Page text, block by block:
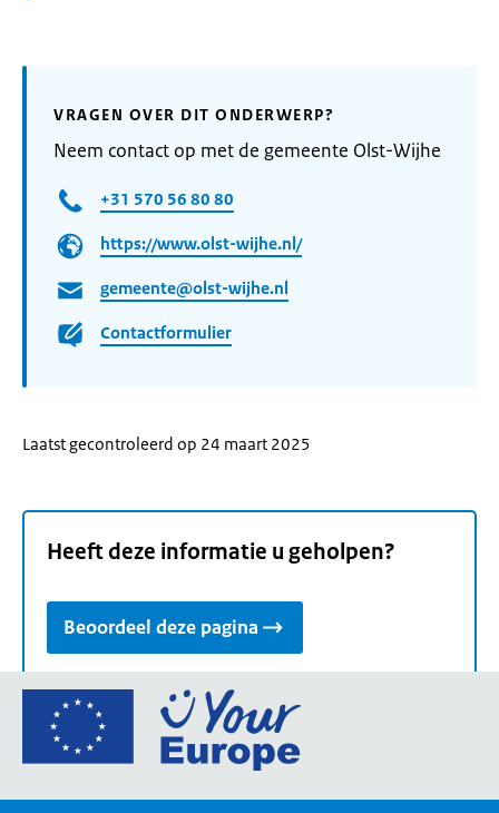
VRAGEN OVER DIT ONDERWERP?
Neem contact op met de gemeente Olst-Wijhe
+31 570 56 80 80
https://www.olst-wijhe.nl/
gemeente@olst-wijhe.nl
Contactformulier
Laatst gecontroleerd op 24 maart 2025
Heeft deze informatie u geholpen?
Beoordeel deze pagina
Ga
de